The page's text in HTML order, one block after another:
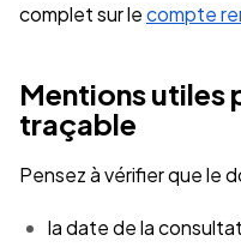
complet sur lecompte
Mentions utiles
traçable
Pensez à vérifier que le
la date de la